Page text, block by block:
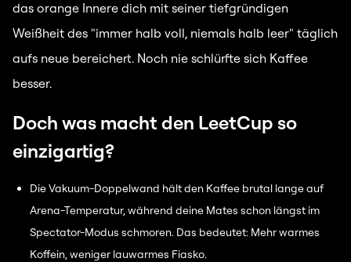
das orange Innere dich mit seiner tiefgründigen
Weißheit des "immer halb voll, niemals halb leer" täglich
aufs neue bereichert. Noch nie schlürfte sich Kaffee
besser.
Doch was macht den LeetCup so
einzigartig?
Die Vakuum-Doppelwand hält den Kaffee brutal lange auf
Arena-Temperatur, während deine Mates schon längst im
Spectator-Modus schmoren. Das bedeutet: Mehr warmes
Koffein, weniger lauwarmes Fiasko.